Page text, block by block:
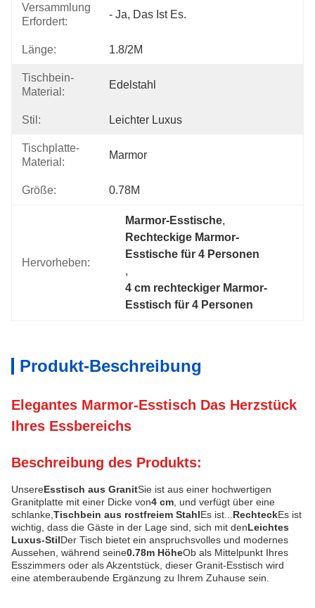
Versammlung
Erfordert:
- Ja, Das Ist Es.
Länge: 1.8/2M
Tischbein-
Material:
Edelstahl
Stil: Leichter Luxus
Tischplatte-
Material:
Marmor
Größe: 0.78M
Hervorheben:
Marmor-Esstische,
Rechteckige Marmor-
Esstische für 4 Personen
,
4 cm rechteckiger Marmor-
Esstisch für 4 Personen
Produkt-Beschreibung
Elegantes Marmor-Esstisch Das Herzstück
Ihres Essbereichs
Beschreibung des Produkts:
UnsereEsstisch aus GranitSie ist aus einer hochwertigen
Granitplatte mit einer Dicke von4 cm , und verfügt über eine
schlanke, Tischbein aus rostfreiem StahlEs ist... RechteckEs ist
wichtig, dass die Gäste in der Lage sind, sich mit denLeichtes
Luxus-StilDer Tisch bietet ein anspruchsvolles und modernes
Aussehen, während seine0.78m HöheOb als Mittelpunkt Ihres
Esszimmers oder als Akzentstück, dieser Granit-Esstisch wird
eine atemberaubende Ergänzung zu Ihrem Zuhause sein.